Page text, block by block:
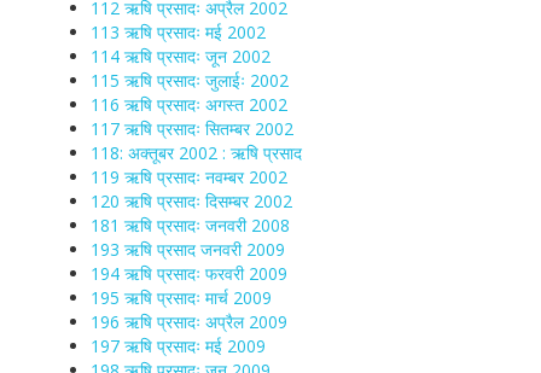
112 ऋषि प्रसादः अप्रैल 2002
113 ऋषि प्रसादः मई 2002
114 ऋषि प्रसादः जून 2002
115 ऋषि प्रसादः जुलाईः 2002
116 ऋषि प्रसादः अगस्त 2002
117 ऋषि प्रसादः सितम्बर 2002
118: अक्तूबर 2002 : ऋषि प्रसाद
119 ऋषि प्रसादः नवम्बर 2002
120 ऋषि प्रसादः दिसम्बर 2002
181 ऋषि प्रसादः जनवरी 2008
193 ऋषि प्रसाद जनवरी 2009
194 ऋषि प्रसादः फरवरी 2009
195 ऋषि प्रसादः मार्च 2009
196 ऋषि प्रसादः अप्रैल 2009
197 ऋषि प्रसादः मई 2009